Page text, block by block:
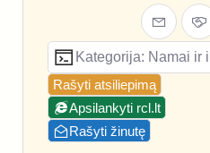
Kategorija: Namai ir
Rašyti atsiliepimą
Apsilankyti rcl.lt
Rašyti žinutę